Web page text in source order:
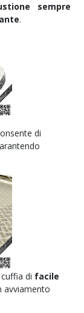
sempre
.
di
di facile
avviamento